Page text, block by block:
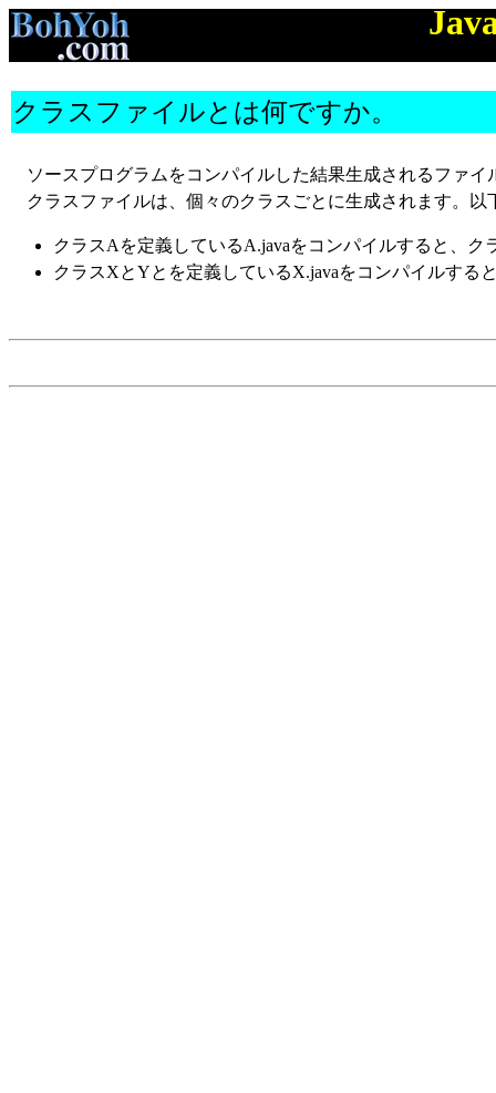
クラスファイルとは何ですか。
ソースプログラムをコンパイルした結果生成されるファイ
クラスファイルは、個々のクラスごとに生成されます。以
クラスAを定義しているA.javaをコンパイルすると、ク
クラスXとYとを定義しているX.javaをコンパイルする